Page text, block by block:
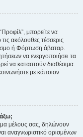
μπορείτε να
ακόλουθες τέσσερις
ή Φόρτωση άβαταρ.
να ενεργοποιήσει τα
να καταστούν διαθέσιμα.
με κάποιον
μέλους σας, δηλώνουν
αναγνωριστικό ορισμένων